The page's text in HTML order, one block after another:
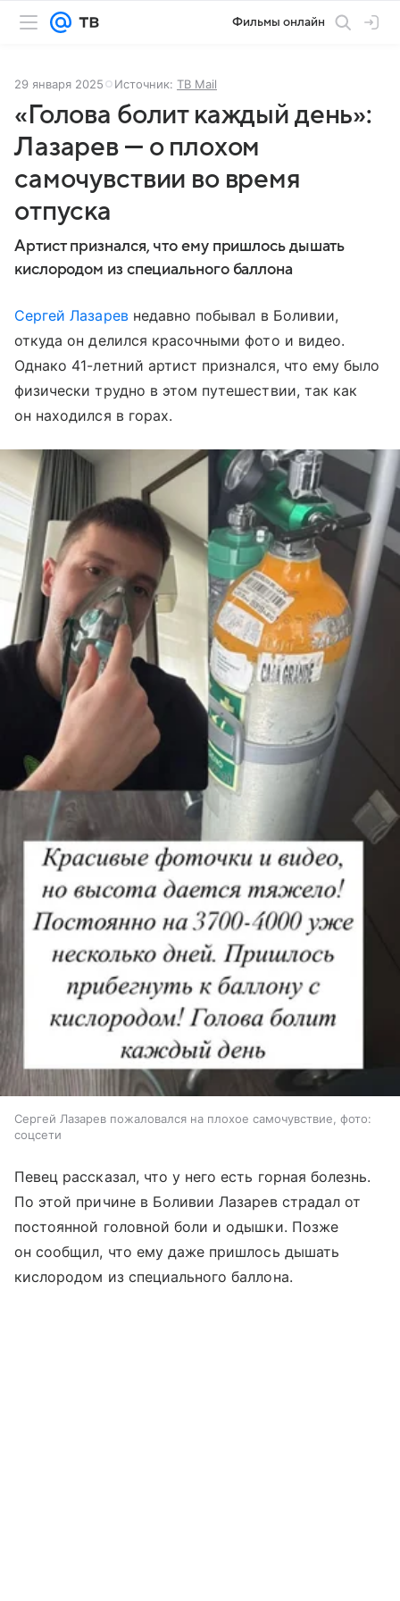
Фильмы онлайн
29 января 2025 Источник: ТВ Mail
«Голова болит каждый день»:
Лазарев — о плохом
самочувствии во время
отпуска
Артист признался, что ему пришлось дышать
кислородом из специального баллона
Сергей Лазаревнедавно побывал в Боливии,
откуда он делился красочными фото и видео.
Однако 41-летний артист признался, что ему было
физически трудно в этом путешествии, так как
он находился в горах.
Сергей Лазарев пожаловался на плохое самочувствие, фото:
соцсети
Певец рассказал, что у него есть горная болезнь.
По этой причине в Боливии Лазарев страдал от
постоянной головной боли и одышки. Позже
он сообщил, что ему даже пришлось дышать
кислородом из специального баллона.